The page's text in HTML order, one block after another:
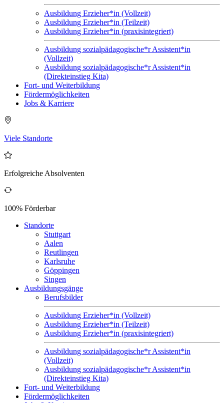
Ausbildung Erzieher*in (Vollzeit)
Ausbildung Erzieher*in (Teilzeit)
Ausbildung Erzieher*in (praxisintegriert)
Ausbildung sozialpädagogische*r Assistent*in
(Vollzeit)
Ausbildung sozialpädagogische*r Assistent*in
(Direkteinstieg Kita)
Fort- und Weiterbildung
Fördermöglichkeiten
Jobs & Karriere
Viele Standorte
Erfolgreiche Absolventen
100% Förderbar
Standorte
Stuttgart
Aalen
Reutlingen
Karlsruhe
Göppingen
Singen
Ausbildungsgänge
Berufsbilder
Ausbildung Erzieher*in (Vollzeit)
Ausbildung Erzieher*in (Teilzeit)
Ausbildung Erzieher*in (praxisintegriert)
Ausbildung sozialpädagogische*r Assistent*in
(Vollzeit)
Ausbildung sozialpädagogische*r Assistent*in
(Direkteinstieg Kita)
Fort- und Weiterbildung
Fördermöglichkeiten